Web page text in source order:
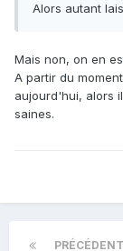
Alors autant
Mais non, on en
A partir du
aujourd'hui, alors
saines.
PRÉCÉDENT